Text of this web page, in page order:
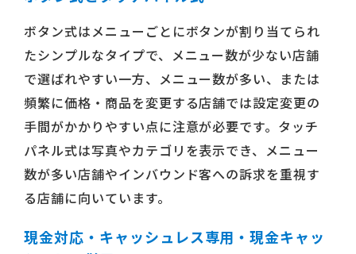
ボタン式はメニューごとにボタンが割り当てられ
たシンプルなタイプで、メニュー数が少ない店舗
で選ばれやすい一方、メニュー数が多い、または
頻繁に価格・商品を変更する店舗では設定変更の
手間がかかりやすい点に注意が必要です。タッチ
パネル式は写真やカテゴリを表示でき、メニュー
数が多い店舗やインバウンド客への訴求を重視す
る店舗に向いています。
現金対応・キャッシュレス専用・現金キャッ